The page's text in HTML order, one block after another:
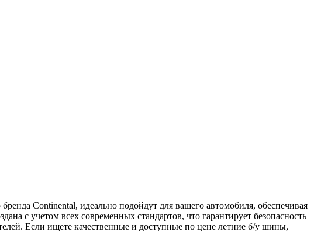
Continental, идеально подойдут для вашего автомобиля, обеспечивая
с учетом всех современных стандартов, что гарантирует безопасность
Если ищете качественные и доступные по цене летние б/у шины,